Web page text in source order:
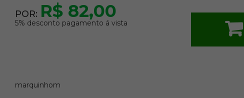
POR: R$ 82,00
5% desconto pagamento á vista
marquinhom